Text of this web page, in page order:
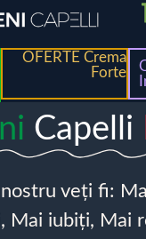
OFERTE Crema
Forte
Capelli
veți fi:
Mai iubiți, Mai